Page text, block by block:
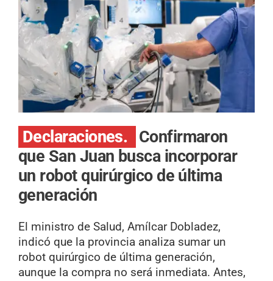
Declaraciones.
Confirmaron
que San Juan busca incorporar
un robot quirúrgico de última
generación
El ministro de Salud, Amílcar Dobladez,
indicó que la provincia analiza sumar un
robot quirúrgico de última generación,
aunque la compra no será inmediata. Antes,